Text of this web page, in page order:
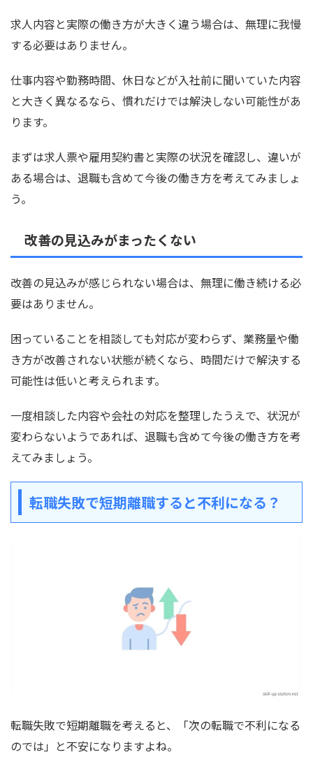
求人内容と実際の働き方が大きく違う場合は、無理に我慢
する必要はありません。
仕事内容や勤務時間、休日などが入社前に聞いていた内容
と大きく異なるなら、慣れだけでは解決しない可能性があ
ります。
まずは求人票や雇用契約書と実際の状況を確認し、違いが
ある場合は、退職も含めて今後の働き方を考えてみましょ
う。
改善の見込みがまったくない
改善の見込みが感じられない場合は、無理に働き続ける必
要はありません。
困っていることを相談しても対応が変わらず、業務量や働
き方が改善されない状態が続くなら、時間だけで解決する
可能性は低いと考えられます。
一度相談した内容や会社の対応を整理したうえで、状況が
変わらないようであれば、退職も含めて今後の働き方を考
えてみましょう。
転職失敗で短期離職すると不利になる？
転職失敗で短期離職を考えると、「次の転職で不利になる
のでは」と不安になりますよね。